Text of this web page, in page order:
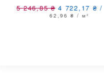
5 246,85₴ 4 722,17 ₴ /
62,96 ₴ / м²